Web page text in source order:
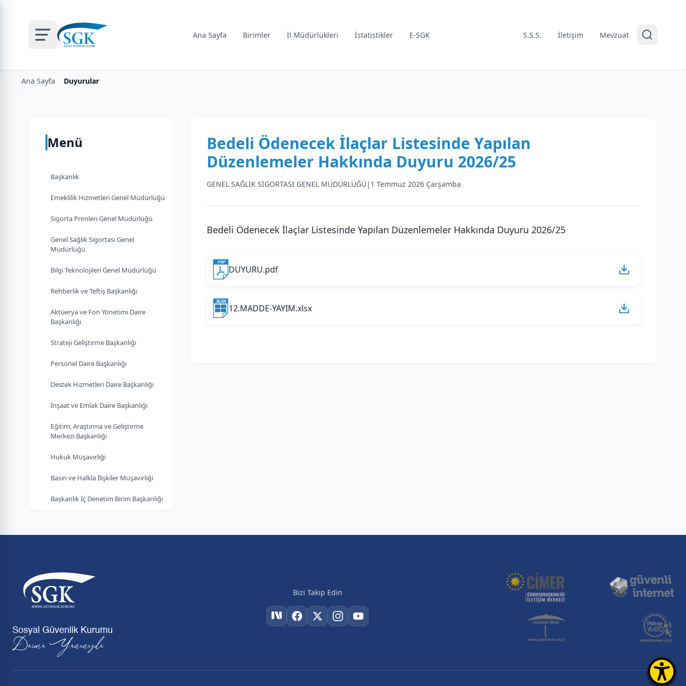
Ana Sayfa Birimler İl Müdürlükleri İstatistikler E-SGK S.S.S. İletişim Mevzuat
Ana Sayfa Duyurular
Menü
Başkanlık
Emeklilik Hizmetleri Genel Müdürlüğü
Sigorta Primleri Genel Müdürlüğü
Genel Sağlık Sigortası Genel
Müdürlüğü
Bilgi Teknolojileri Genel Müdürlüğü
Rehberlik ve Teftiş Başkanlığı
Aktüerya ve Fon Yönetimi Daire
Başkanlığı
Strateji Geliştirme Başkanlığı
Personel Daire Başkanlığı
Destek Hizmetleri Daire Başkanlığı
İnşaat ve Emlak Daire Başkanlığı
Eğitim, Araştırma ve Geliştirme
Merkezi Başkanlığı
Hukuk Müşavirliği
Basın ve Halkla İlişkiler Müşavirliği
Başkanlık İç Denetim Birim Başkanlığı
Bedeli Ödenecek İlaçlar Listesinde Yapılan
Düzenlemeler Hakkında Duyuru 2026/25
GENEL SAĞLIK SİGORTASI GENEL MÜDÜRLÜĞÜ | 1 Temmuz 2026 Çarşamba
Bedeli Ödenecek İlaçlar Listesinde Yapılan Düzenlemeler Hakkında Duyuru 2026/25
DUYURU.pdf
12.MADDE-YAYIM.xlsx
Sosyal Güvenlik Kurumu
Daima Yanınızda
Bizi Takip Edin